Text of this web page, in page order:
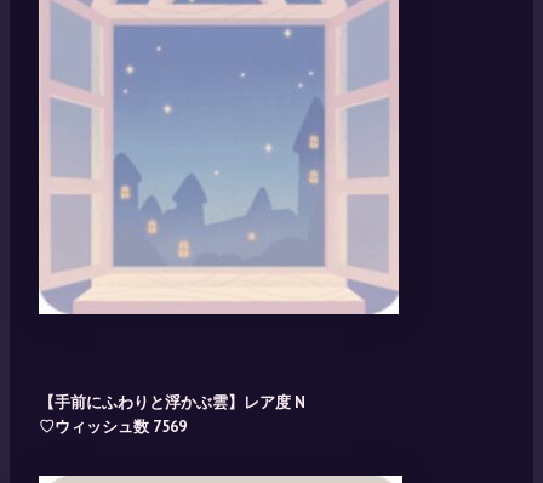
【手前にふわりと浮かぶ雲】レア度 N
♡ウィッシュ数 7569